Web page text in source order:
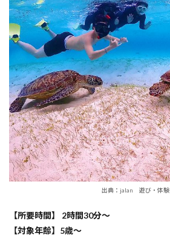
出典：jalan 遊び・体験
【所要時間】 2時間30分〜
【対象年齢】5歳～